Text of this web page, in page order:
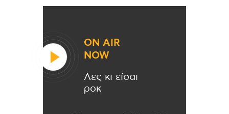
ON AIR
NOW
Λες κι είσαι
ροκ